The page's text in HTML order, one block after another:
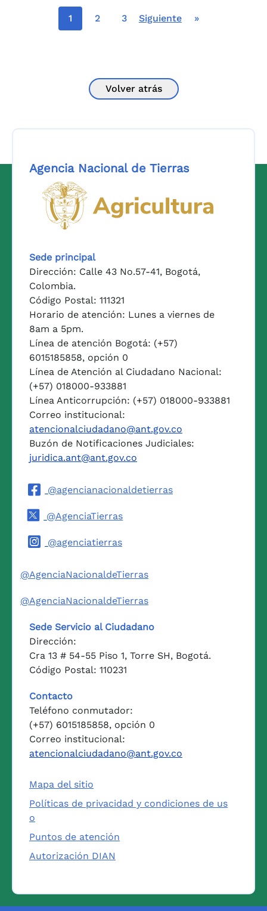
PaginaciónPágina actual
1 Página
2 Página
3 Siguiente página
Siguiente Última página
»
Volver atrás
Agencia Nacional de Tierras
Sede principal
Dirección: Calle 43 No.57-41, Bogotá,
Colombia.
Código Postal: 111321
Horario de atención: Lunes a viernes de
8am a 5pm.
Línea de atención Bogotá: (+57)
6015185858, opción 0
Línea de Atención al Ciudadano Nacional:
(+57) 018000-933881
Línea Anticorrupción: (+57) 018000-933881
Correo institucional:
atencionalciudadano@ant.gov.co
Buzón de Notificaciones Judiciales:
juridica.ant@ant.gov.co
@agencianacionaldetierras
@AgenciaTierras
@agenciatierras
@AgenciaNacionaldeTierras
@AgenciaNacionaldeTierras
Sede Servicio al Ciudadano
Dirección:
Cra 13 # 54-55 Piso 1, Torre SH, Bogotá.
Código Postal: 110231
Contacto
Teléfono conmutador:
(+57) 6015185858, opción 0
Correo institucional:
atencionalciudadano@ant.gov.co
Mapa del sitio
Políticas de privacidad y condiciones de us
o
Puntos de atención
Autorización DIAN